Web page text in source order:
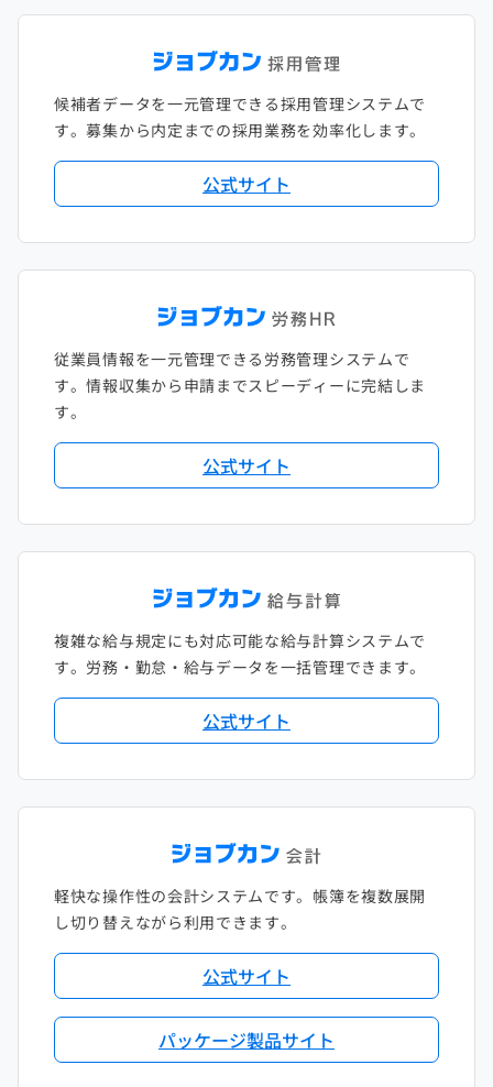
候補者データを一元管理できる採用管理システムで
す。募集から内定までの採用業務を効率化します。
公式サイト
従業員情報を一元管理できる労務管理システムで
す。情報収集から申請までスピーディーに完結しま
す。
公式サイト
複雑な給与規定にも対応可能な給与計算システムで
す。労務・勤怠・給与データを一括管理できます。
公式サイト
軽快な操作性の会計システムです。帳簿を複数展開
し切り替えながら利用できます。
公式サイト
パッケージ製品サイト